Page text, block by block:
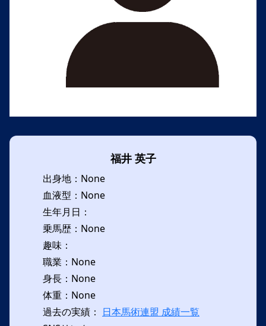
福井 英子
出身地：None
血液型：None
生年月日：
乗馬歴：None
趣味：
職業：None
身長：None
体重：None
過去の実績： 日本馬術連盟 成績一覧